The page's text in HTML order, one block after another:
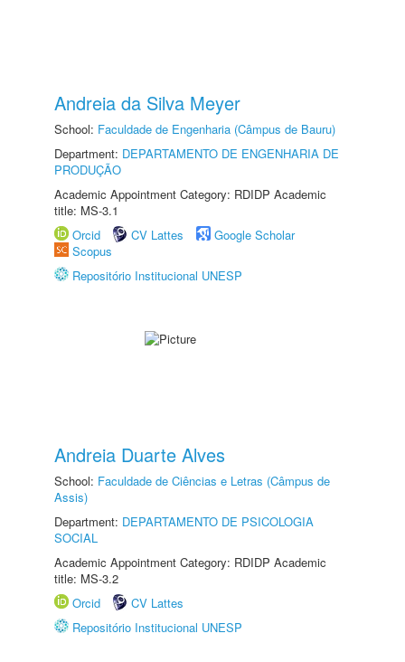
Andreia da Silva Meyer
School: Faculdade de Engenharia (Câmpus de Bauru)
Department: DEPARTAMENTO DE ENGENHARIA DE
PRODUÇÃO
Academic Appointment Category: RDIDP Academic
title: MS-3.1
Orcid
CV Lattes
Google Scholar
Scopus
Repositório Institucional UNESP
Andreia Duarte Alves
School: Faculdade de Ciências e Letras (Câmpus de
Assis)
Department: DEPARTAMENTO DE PSICOLOGIA
SOCIAL
Academic Appointment Category: RDIDP Academic
title: MS-3.2
Orcid
CV Lattes
Repositório Institucional UNESP